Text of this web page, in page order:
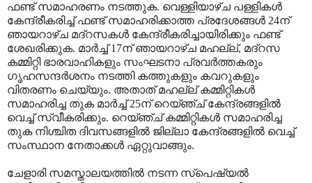
ഫണ്ട് സമാഹരണം നടത്തുക. വെള്ളിയാഴ്ച പള്ളികള്‍
കേന്ദ്രീകരിച്ച് ഫണ്ട് സമാഹരിക്കാത്ത പ്രദേശങ്ങള്‍ 24ന്
ഞായറാഴ്ച മദ്‌റസകള്‍ കേന്ദ്രീകരിച്ചായിരിക്കും ഫണ്ട്
ശേഖരിക്കുക. മാര്‍ച്ച് 17ന് ഞായറാഴ്ച മഹല്ല്, മദ്‌റസ
കമ്മിറ്റി ഭാരവാഹികളും സംഘടനാ പ്രവര്‍ത്തകരും
ഗൃഹസന്ദര്‍ശനം നടത്തി കത്തുകളും കവറുകളും
വിതരണം ചെയ്യും. അതാത് മഹല്ല് കമ്മിറ്റികള്‍
സമാഹരിച്ച തുക മാര്‍ച്ച് 25ന് റെയ്ഞ്ച് കേന്ദ്രങ്ങളില്‍
വെച്ച് സ്വീകരിക്കും. റെയ്ഞ്ച് കമ്മിറ്റികള്‍ സമാഹരിച്ച
തുക നിശ്ചിത ദിവസങ്ങളില്‍ ജില്ലാ കേന്ദ്രങ്ങളില്‍ വെച്ച്
സംസ്ഥാന നേതാക്കള്‍ ഏറ്റുവാങ്ങും.
ചേളാരി സമസ്താലയത്തില്‍ നടന്ന സ്‌പെഷ്യല്‍